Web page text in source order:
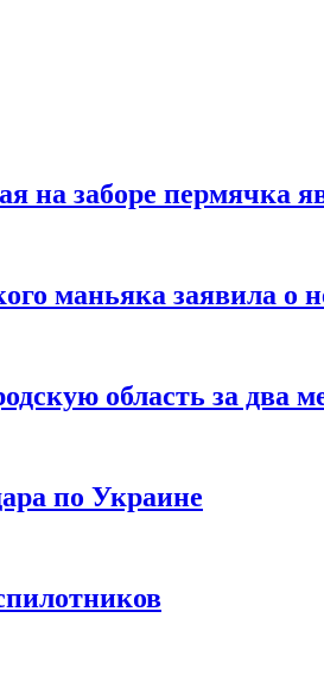
заборе пермячка
маньяка заявила о
область за два
по Украине